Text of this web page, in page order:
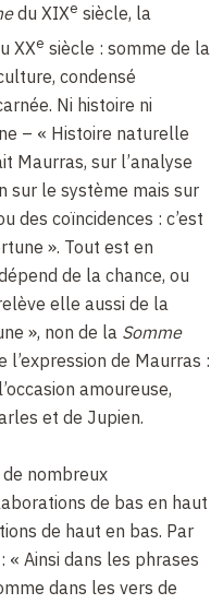
du XIXe siècle, la
XXe siècle : somme de la
condensé
Ni histoire ni
– « Histoire naturelle
Maurras, sur l’analyse
sur le système mais sur
des coïncidences : c’est
». Tout est en
de la chance, ou
elle aussi de la
», non de la Somme
l’expression de Maurras :
amoureuse,
et de Jupien.
nombreux
de bas en haut
de haut en bas. Par
« Ainsi dans les phrases
dans les vers de